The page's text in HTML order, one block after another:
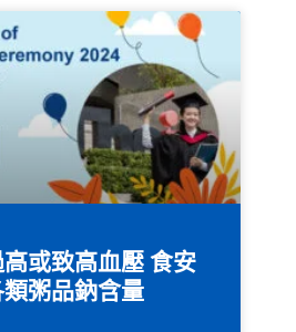
或致高血壓 食安
粥品鈉含量